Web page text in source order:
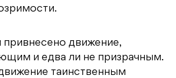
движение,
и едва ли не призрачным.
таинственным